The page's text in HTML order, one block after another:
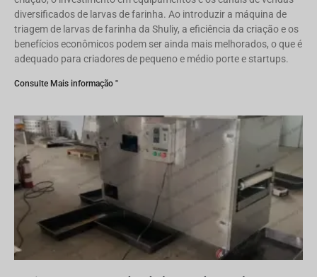
diversificados de larvas de farinha. Ao introduzir a máquina de
triagem de larvas de farinha da Shuliy, a eficiência da criação e os
benefícios econômicos podem ser ainda mais melhorados, o que é
adequado para criadores de pequeno e médio porte e startups.
Consulte Mais informação "